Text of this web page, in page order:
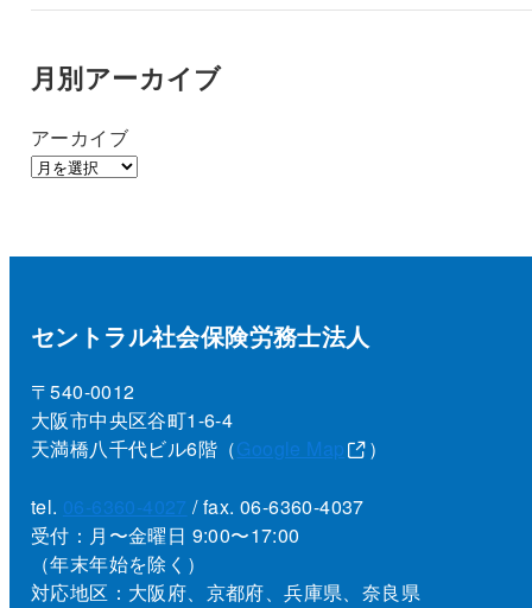
月別アーカイブ
アーカイブ
セントラル社会保険労務士法人
〒540-0012
大阪市中央区谷町1-6-4
天満橋八千代ビル6階（Google Map ）
tel. 06-6360-4027 / fax. 06-6360-4037
受付：月〜金曜日 9:00〜17:00
（年末年始を除く）
対応地区：大阪府、京都府、兵庫県、奈良県